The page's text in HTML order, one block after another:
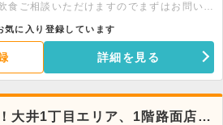
食ご相談いただけますのでまずはお問い合
気に入り登録しています
詳細を見る
大井1丁目エリア、1階路面店の